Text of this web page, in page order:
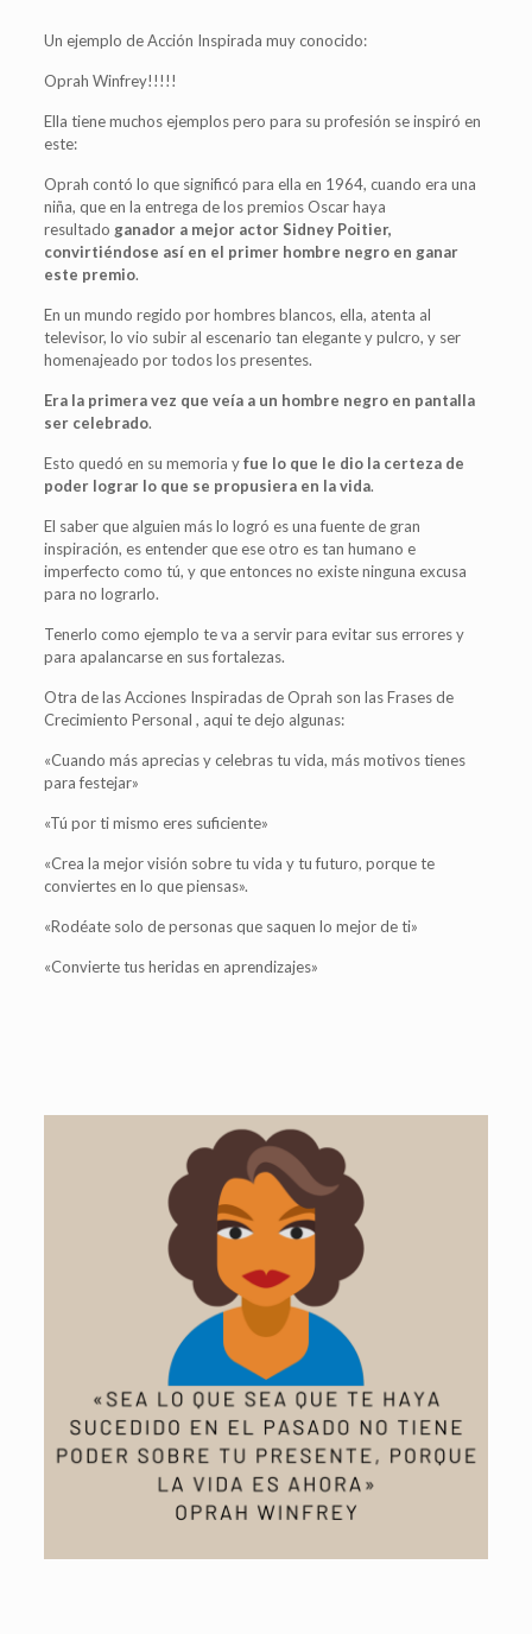
Un ejemplo de Acción Inspirada muy conocido:
Oprah Winfrey!!!!!
Ella tiene muchos ejemplos pero para su profesión se inspiró en
este:
Oprah contó lo que significó para ella en 1964, cuando era una
niña, que en la entrega de los premios Oscar haya
resultado ganador a mejor actor Sidney Poitier,
convirtiéndose así en el primer hombre negro en ganar
este premio.
En un mundo regido por hombres blancos, ella, atenta al
televisor, lo vio subir al escenario tan elegante y pulcro, y ser
homenajeado por todos los presentes.
Era la primera vez que veía a un hombre negro en pantalla
ser celebrado.
Esto quedó en su memoria yfue lo que le dio la certeza de
poder lograr lo que se propusiera en la vida.
El saber que alguien más lo logró es una fuente de gran
inspiración, es entender que ese otro es tan humano e
imperfecto como tú, y que entonces no existe ninguna excusa
para no lograrlo.
Tenerlo como ejemplo te va a servir para evitar sus errores y
para apalancarse en sus fortalezas.
Otra de las Acciones Inspiradas de Oprah son las Frases de
Crecimiento Personal , aqui te dejo algunas:
«Cuando más aprecias y celebras tu vida, más motivos tienes
para festejar»
«Tú por ti mismo eres suficiente»
«Crea la mejor visión sobre tu vida y tu futuro, porque te
conviertes en lo que piensas».
«Rodéate solo de personas que saquen lo mejor de ti»
«Convierte tus heridas en aprendizajes»